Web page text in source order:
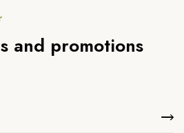
and promotions